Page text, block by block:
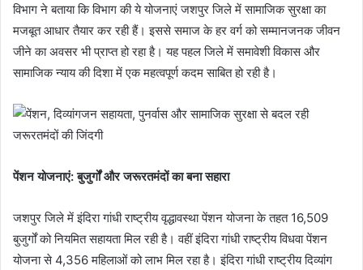
विभाग ने बताया कि विभाग की ये योजनाएं जशपुर जिले में सामाजिक सुरक्षा का
मजबूत आधार तैयार कर रही हैं। इससे समाज के हर वर्ग को सम्मानजनक जीवन
जीने का अवसर भी प्राप्त हो रहा है। यह पहल जिले में समावेशी विकास और
सामाजिक न्याय की दिशा में एक महत्वपूर्ण कदम साबित हो रही है।
पेंशन योजनाएं: बुजुर्गों और जरूरतमंदों का बना सहारा
जशपुर जिले में इंदिरा गांधी राष्ट्रीय वृद्धावस्था पेंशन योजना के तहत 16,509
बुजुर्गों को नियमित सहायता मिल रही है। वहीं इंदिरा गांधी राष्ट्रीय विधवा पेंशन
योजना से 4,356 महिलाओं को लाभ मिल रहा है। इंदिरा गांधी राष्ट्रीय दिव्यांग